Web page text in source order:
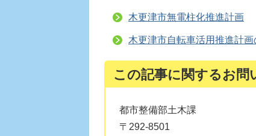
木更津市無電柱化推進計画
木更津市自転車活用推進計画
この記事に関するお問
都市整備部土木課
〒292-8501